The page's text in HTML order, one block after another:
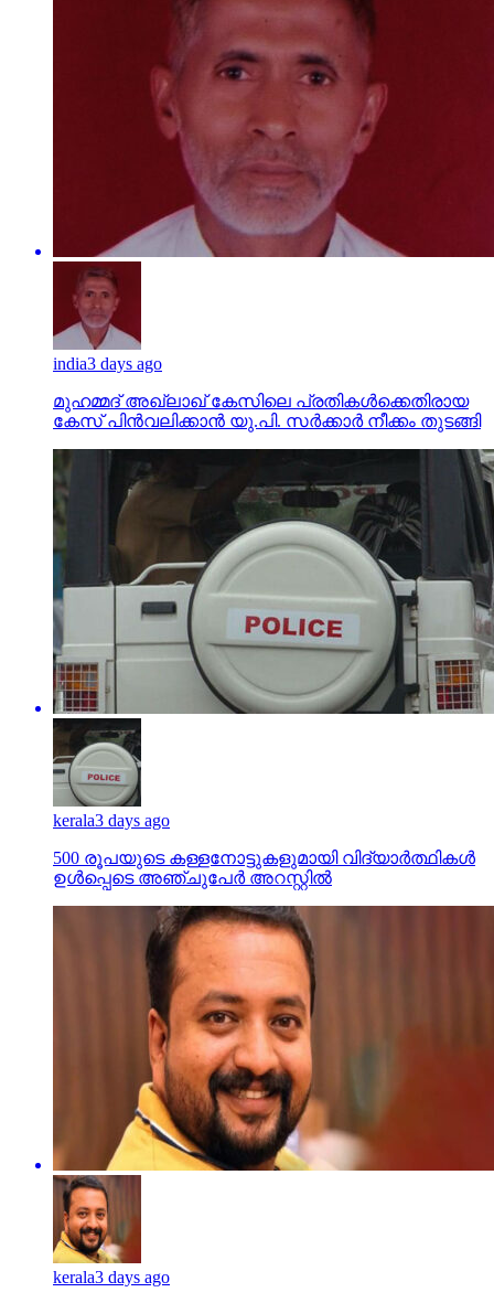
india3 days ago
മുഹമ്മദ് അഖ്‌ലാഖ് കേസിലെ പ്രതികള്‍ക്കെതിരായ
കേസ് പിന്‍വലിക്കാന്‍ യു.പി. സര്‍ക്കാര്‍ നീക്കം തുടങ്ങി
kerala3 days ago
500 രൂപയുടെ കള്ളനോട്ടുകളുമായി വിദ്യാര്‍ത്ഥികള്‍
ഉള്‍പ്പെടെ അഞ്ചുപേര്‍ അറസ്റ്റില്‍
kerala3 days ago